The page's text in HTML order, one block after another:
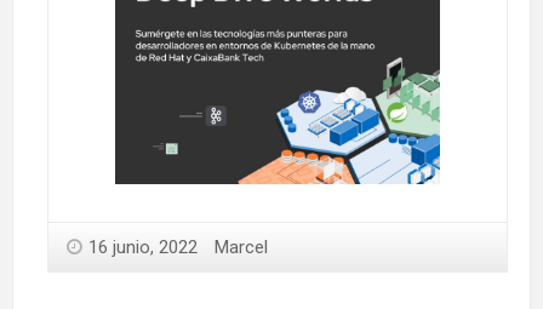
16 junio, 2022 Marcel